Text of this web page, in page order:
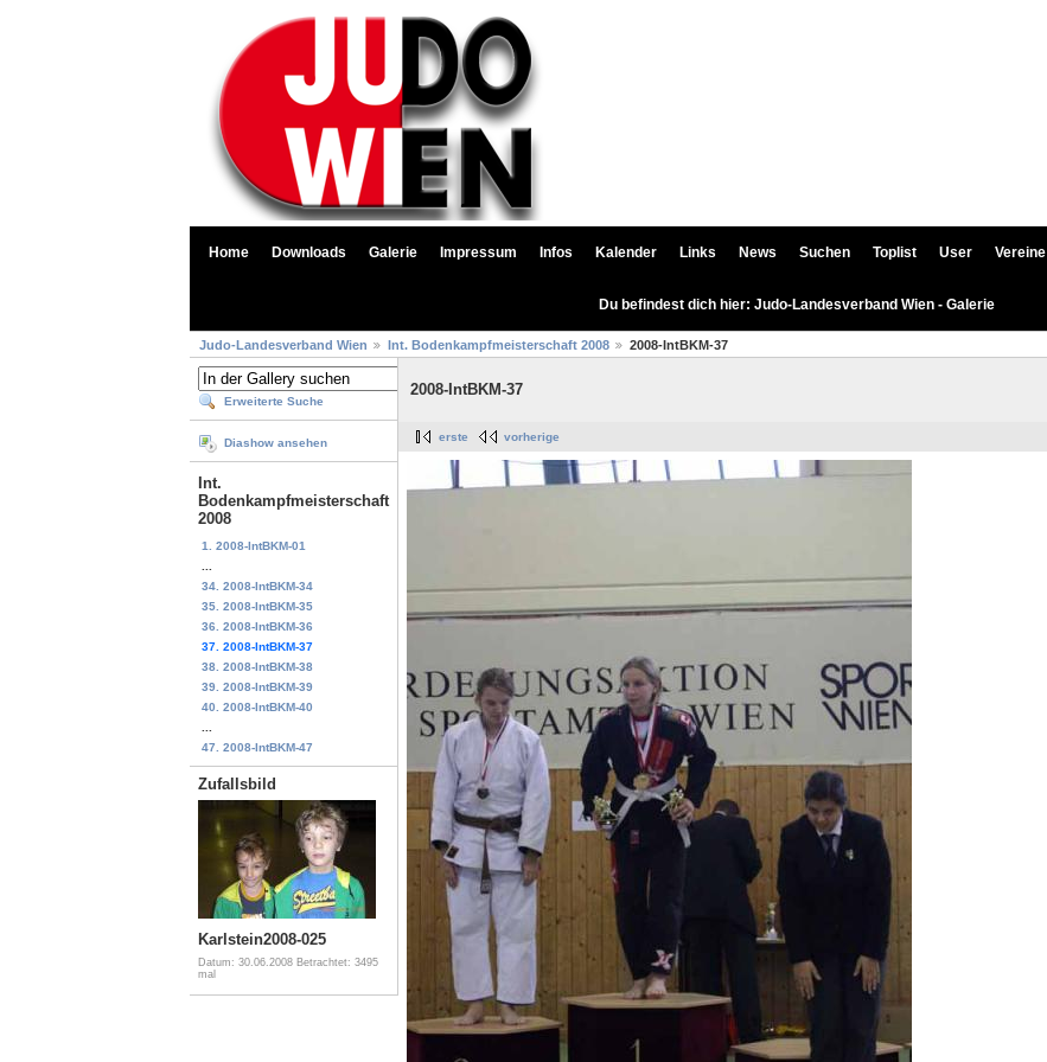
Home Downloads Galerie Impressum Infos Kalender Links News Suchen Toplist User Vereine
Du befindest dich hier: Judo-Landesverband Wien - Galerie
Judo-Landesverband Wien Int. Bodenkampfmeisterschaft 2008 2008-IntBKM-37
Erweiterte Suche
Diashow ansehen
Int.
Bodenkampfmeisterschaft
2008
1. 2008-IntBKM-01
34. 2008-IntBKM-34
35. 2008-IntBKM-35
36. 2008-IntBKM-36
37. 2008-IntBKM-37
38. 2008-IntBKM-38
39. 2008-IntBKM-39
40. 2008-IntBKM-40
47. 2008-IntBKM-47
Zufallsbild
Karlstein2008-025
Datum: 30.06.2008 Betrachtet: 3495
mal
2008-IntBKM-37
erste vorherige